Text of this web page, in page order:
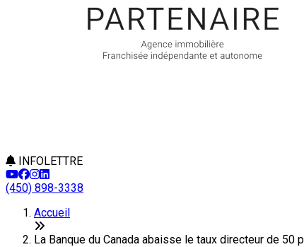
INFOLETTRE
(450) 898-3338
Accueil
La Banque du Canada abaisse le taux directeur de